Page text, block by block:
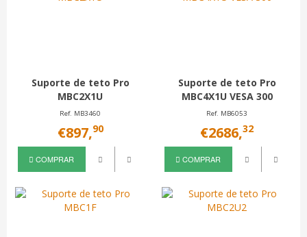
Suporte de teto Pro
MBC2X1U
Ref. MB3460
€897,90
COMPRAR
Suporte de teto Pro
MBC4X1U VESA 300
Ref. MB6053
€2686,32
COMPRAR